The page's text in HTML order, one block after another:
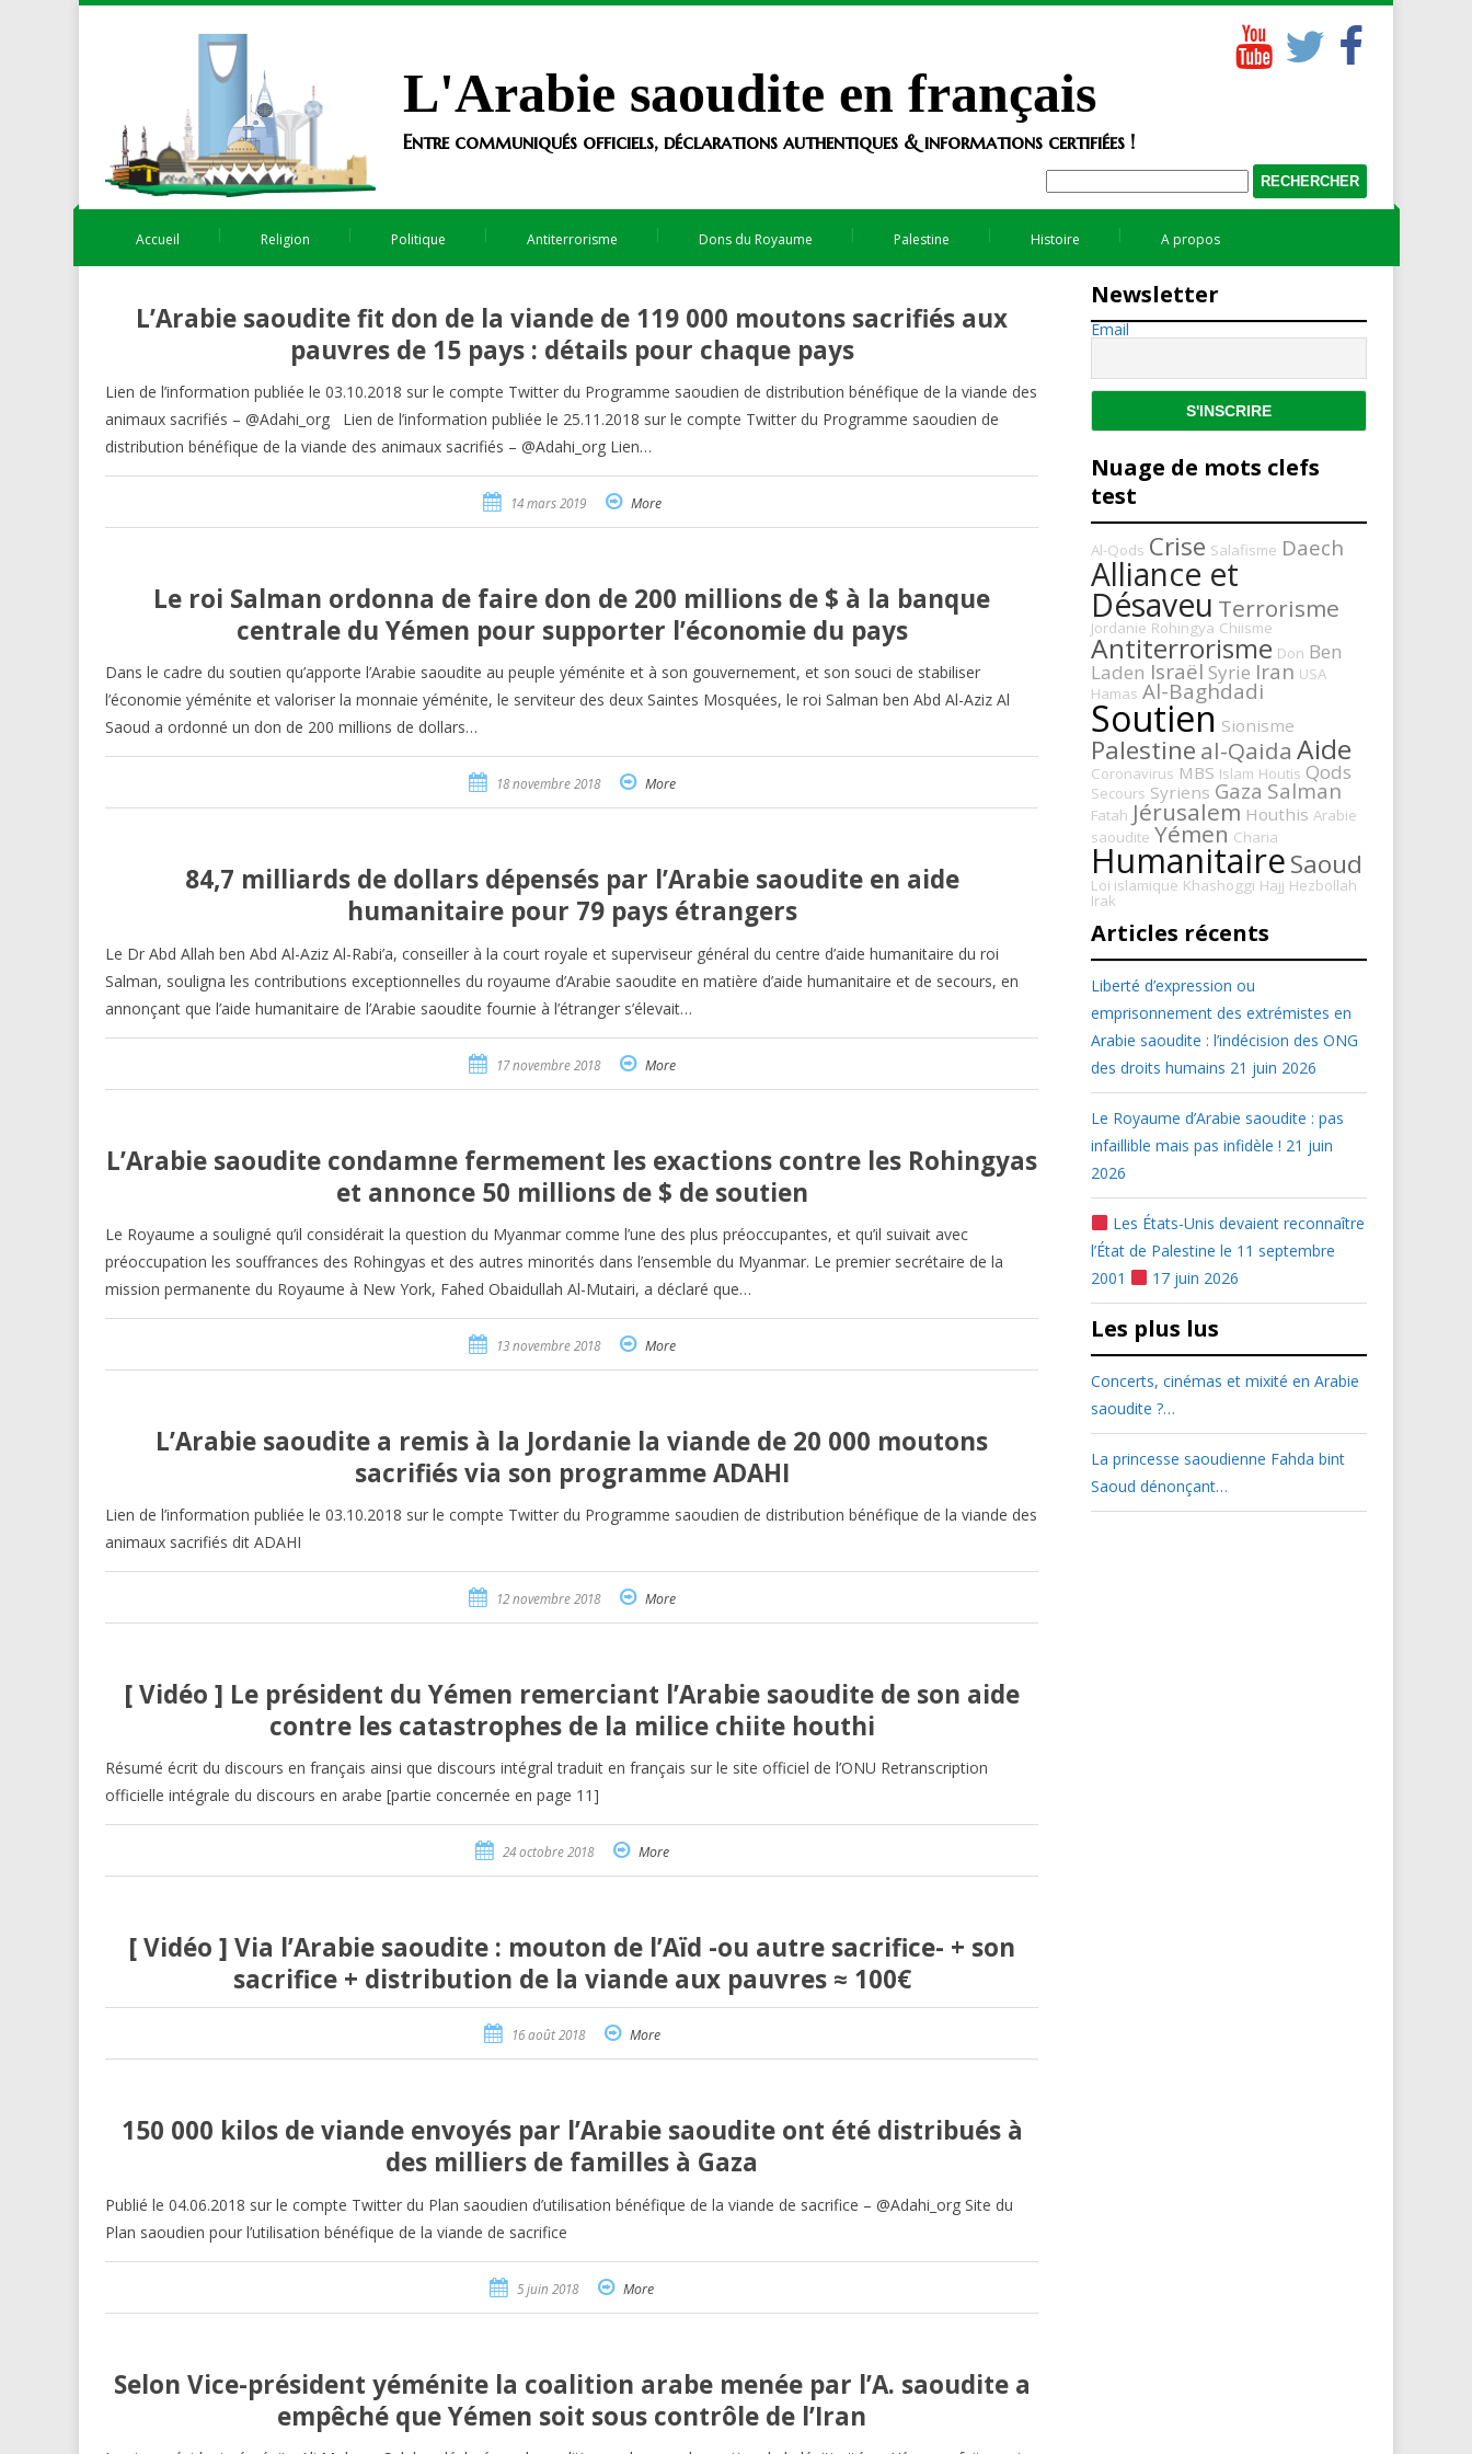
L'Arabie saoudite en français
Entre communiqués officiels, déclarations authentiques & informations certifiées !
Accueil Religion Politique Antiterrorisme Dons du Royaume Palestine Histoire A propos
L’Arabie saoudite fit don de la viande de 119 000 moutons sacrifiés aux
pauvres de 15 pays : détails pour chaque pays
Lien de l’information publiée le 03.10.2018 sur le compte Twitter du Programme saoudien de distribution bénéfique de la viande des
animaux sacrifiés – @Adahi_org Lien de l’information publiée le 25.11.2018 sur le compte Twitter du Programme saoudien de
distribution bénéfique de la viande des animaux sacrifiés – @Adahi_org Lien…
14 mars 2019 More
Le roi Salman ordonna de faire don de 200 millions de $ à la banque
centrale du Yémen pour supporter l’économie du pays
Dans le cadre du soutien qu’apporte l’Arabie saoudite au peuple yéménite et à son gouvernement, et son souci de stabiliser
l’économie yéménite et valoriser la monnaie yéménite, le serviteur des deux Saintes Mosquées, le roi Salman ben Abd Al-Aziz Al
Saoud a ordonné un don de 200 millions de dollars…
18 novembre 2018 More
84,7 milliards de dollars dépensés par l’Arabie saoudite en aide
humanitaire pour 79 pays étrangers
Le Dr Abd Allah ben Abd Al-Aziz Al-Rabi’a, conseiller à la court royale et superviseur général du centre d’aide humanitaire du roi
Salman, souligna les contributions exceptionnelles du royaume d’Arabie saoudite en matière d’aide humanitaire et de secours, en
annonçant que l’aide humanitaire de l’Arabie saoudite fournie à l’étranger s’élevait…
17 novembre 2018 More
L’Arabie saoudite condamne fermement les exactions contre les Rohingyas
et annonce 50 millions de $ de soutien
Le Royaume a souligné qu’il considérait la question du Myanmar comme l’une des plus préoccupantes, et qu’il suivait avec
préoccupation les souffrances des Rohingyas et des autres minorités dans l’ensemble du Myanmar. Le premier secrétaire de la
mission permanente du Royaume à New York, Fahed Obaidullah Al-Mutairi, a déclaré que…
13 novembre 2018 More
L’Arabie saoudite a remis à la Jordanie la viande de 20 000 moutons
sacrifiés via son programme ADAHI
Lien de l’information publiée le 03.10.2018 sur le compte Twitter du Programme saoudien de distribution bénéfique de la viande des
animaux sacrifiés dit ADAHI
12 novembre 2018 More
[ Vidéo ] Le président du Yémen remerciant l’Arabie saoudite de son aide
contre les catastrophes de la milice chiite houthi
Résumé écrit du discours en français ainsi que discours intégral traduit en français sur le site officiel de l’ONU Retranscription
officielle intégrale du discours en arabe [partie concernée en page 11]
24 octobre 2018 More
[ Vidéo ] Via l’Arabie saoudite : mouton de l’Aïd -ou autre sacrifice- + son
sacrifice + distribution de la viande aux pauvres ≈ 100€
16 août 2018 More
150 000 kilos de viande envoyés par l’Arabie saoudite ont été distribués à
des milliers de familles à Gaza
Publié le 04.06.2018 sur le compte Twitter du Plan saoudien d’utilisation bénéfique de la viande de sacrifice – @Adahi_org Site du
Plan saoudien pour l’utilisation bénéfique de la viande de sacrifice
5 juin 2018 More
Selon Vice-président yéménite la coalition arabe menée par l’A. saoudite a
empêché que Yémen soit sous contrôle de l’Iran
Newsletter
Email
Nuage de mots clefs
test
Al-Qods Crise Salafisme Daech
Alliance et
Désaveu Terrorisme
Jordanie Rohingya Chiisme
Antiterrorisme Don Ben
Laden Israël Syrie Iran USA
Hamas Al-Baghdadi
Soutien Sionisme
Palestine al-Qaida Aide
Coronavirus MBS Islam Houtis Qods
Secours Syriens Gaza Salman
Fatah Jérusalem Houthis Arabie
saoudite Yémen Charia
HumanitaireSaoud
Loi islamique Khashoggi Hajj Hezbollah
Irak
Articles récents
Liberté d’expression ou
emprisonnement des extrémistes en
Arabie saoudite : l’indécision des ONG
des droits humains 21 juin 2026
Le Royaume d’Arabie saoudite : pas
infaillible mais pas infidèle ! 21 juin
2026
Les États-Unis devaient reconnaître
l’État de Palestine le 11 septembre
2001
17 juin 2026
Les plus lus
Concerts, cinémas et mixité en Arabie
saoudite ?…
La princesse saoudienne Fahda bint
Saoud dénonçant…